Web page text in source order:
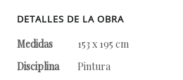
DETALLES DE LA OBRA
Medidas
153 x 195 cm
Disciplina
Pintura